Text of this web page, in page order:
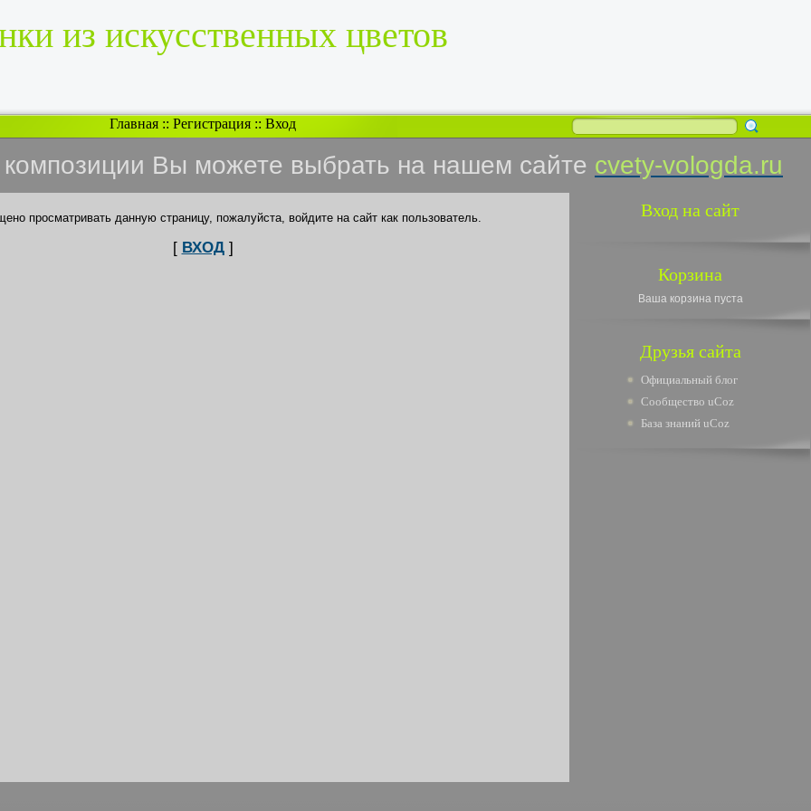
из искусственных цветов
Главная :: Регистрация :: Вход
композиции Вы можете выбрать на нашем сайте cvety-vologda.ru
просматривать данную страницу, пожалуйста, войдите на сайт как пользователь.
[ ВХОД]
Вход на сайт
Корзина
Ваша корзина пуста
Друзья сайта
Официальный блог
Сообщество uCoz
База знаний uCoz